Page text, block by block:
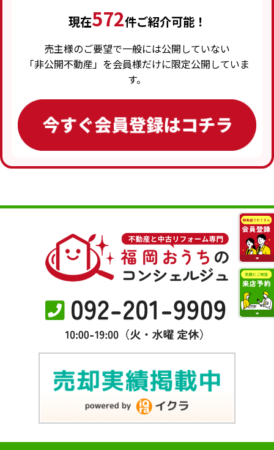
現在572件ご紹介可能！
売主様のご要望で一般には公開していない
「非公開不動産」を会員様だけに限定公開していま
す。